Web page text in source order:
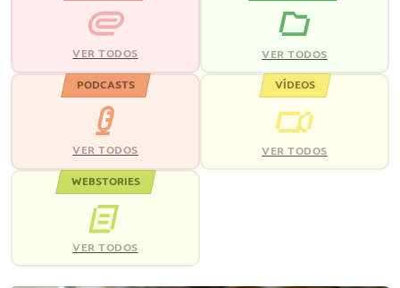
VER TODOS VER TODOS
PODCASTS
VER TODOS
VÍDEOS
VER TODOS
WEBSTORIES
VER TODOS